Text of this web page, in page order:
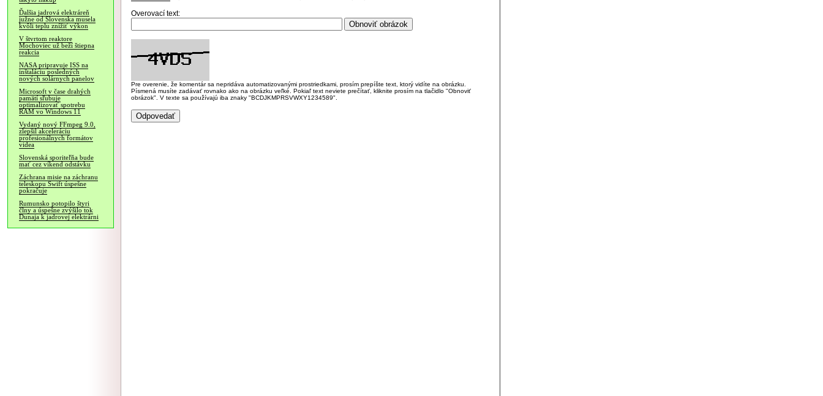
Ďalšia jadrová elektráreň
južne od Slovenska musela
kvôli teplu znížiť výkon
V štvrtom reaktore
Mochoviec už beží štiepna
reakcia
NASA pripravuje ISS na
inštaláciu posledných
nových solárnych panelov
Microsoft v čase drahých
pamätí sľubuje
optimalizovať spotrebu
RAM vo Windows 11
Vydaný nový FFmpeg 9.0,
zlepšil akceleráciu
profesionálnych formátov
videa
Slovenská sporiteľňa bude
mať cez víkend odstávku
Záchrana misie na záchranu
teleskopu Swift úspešne
pokračuje
Rumunsko potopilo štyri
člny a úspešne zvýšilo tok
Dunaja k jadrovej elektrárni
Overovací text:
Pre overenie, že komentár sa nepridáva automatizovanými prostriedkami, prosím prepíšte text, ktorý vidíte na obrázku.
Písmená musíte zadávať rovnako ako na obrázku veľké. Pokiaľ text neviete prečítať, kliknite prosím na tlačidlo "Obnoviť
obrázok". V texte sa používajú iba znaky "BCDJKMPRSVWXY1234589".